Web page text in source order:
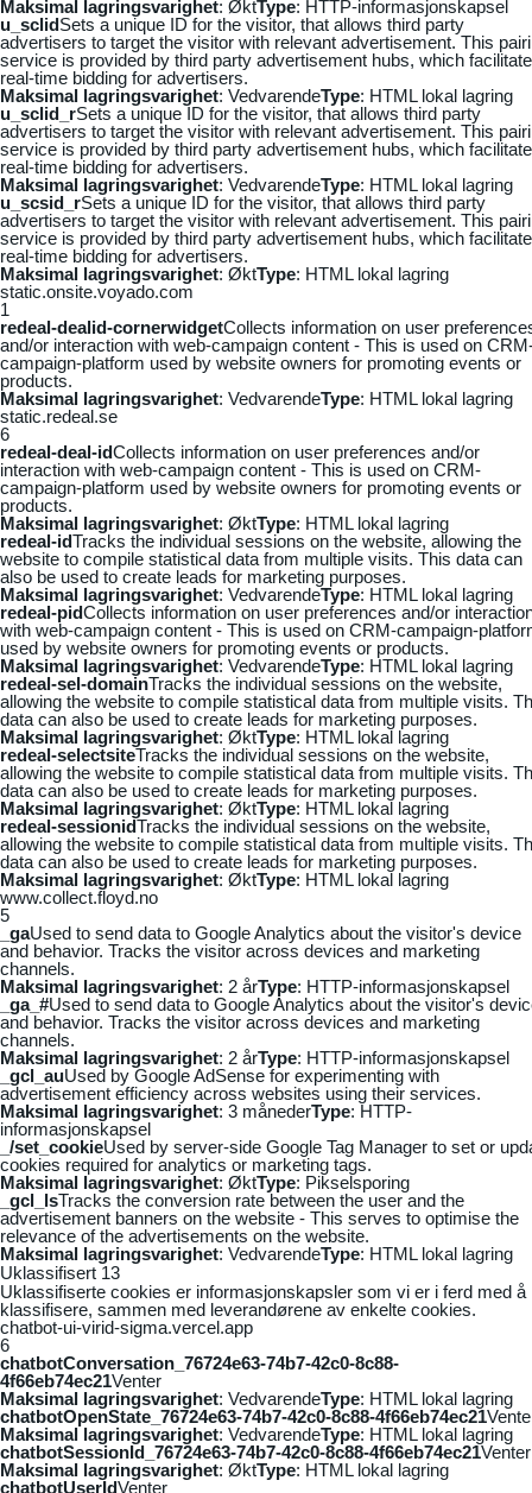
Maksimal lagringsvarighet: ØktType: HTTP-informasjonskapsel
u_sclidSets a unique ID for the visitor, that allows third party
advertisers to target the visitor with relevant advertisement. This
service is provided by third party advertisement hubs, which
real-time bidding for advertisers.
Maksimal lagringsvarighet: VedvarendeType: HTML lokal lagring
u_sclid_rSets a unique ID for the visitor, that allows third party
advertisers to target the visitor with relevant advertisement. This
service is provided by third party advertisement hubs, which
real-time bidding for advertisers.
Maksimal lagringsvarighet: VedvarendeType: HTML lokal lagring
u_scsid_rSets a unique ID for the visitor, that allows third party
advertisers to target the visitor with relevant advertisement. This
service is provided by third party advertisement hubs, which
real-time bidding for advertisers.
Maksimal lagringsvarighet: ØktType: HTML lokal lagring
static.onsite.voyado.com
1
redeal-dealid-cornerwidgetCollects information on user
and/or interaction with web-campaign content - This is used on
campaign-platform used by website owners for promoting events or
products.
Maksimal lagringsvarighet: VedvarendeType: HTML lokal lagring
static.redeal.se
6
redeal-deal-idCollects information on user preferences and/or
interaction with web-campaign content - This is used on CRM-
campaign-platform used by website owners for promoting events or
products.
Maksimal lagringsvarighet: ØktType: HTML lokal lagring
redeal-idTracks the individual sessions on the website, allowing the
website to compile statistical data from multiple visits. This data can
also be used to create leads for marketing purposes.
Maksimal lagringsvarighet: VedvarendeType: HTML lokal lagring
redeal-pidCollects information on user preferences and/or
with web-campaign content - This is used on CRM-campaign-
used by website owners for promoting events or products.
Maksimal lagringsvarighet: VedvarendeType: HTML lokal lagring
redeal-sel-domainTracks the individual sessions on the website,
allowing the website to compile statistical data from multiple visits.
data can also be used to create leads for marketing purposes.
Maksimal lagringsvarighet: ØktType: HTML lokal lagring
redeal-selectsiteTracks the individual sessions on the website,
allowing the website to compile statistical data from multiple visits.
data can also be used to create leads for marketing purposes.
Maksimal lagringsvarighet: ØktType: HTML lokal lagring
redeal-sessionidTracks the individual sessions on the website,
allowing the website to compile statistical data from multiple visits.
data can also be used to create leads for marketing purposes.
Maksimal lagringsvarighet: ØktType: HTML lokal lagring
www.collect.floyd.no
5
_gaUsed to send data to Google Analytics about the visitor's device
and behavior. Tracks the visitor across devices and marketing
channels.
Maksimal lagringsvarighet: 2 årType: HTTP-informasjonskapsel
_ga_#Used to send data to Google Analytics about the visitor's
and behavior. Tracks the visitor across devices and marketing
channels.
Maksimal lagringsvarighet: 2 årType: HTTP-informasjonskapsel
_gcl_auUsed by Google AdSense for experimenting with
advertisement efficiency across websites using their services.
Maksimal lagringsvarighet: 3 månederType: HTTP-
informasjonskapsel
_/set_cookieUsed by server-side Google Tag Manager to set or
cookies required for analytics or marketing tags.
Maksimal lagringsvarighet: ØktType: Pikselsporing
_gcl_lsTracks the conversion rate between the user and the
advertisement banners on the website - This serves to optimise the
relevance of the advertisements on the website.
Maksimal lagringsvarighet: VedvarendeType: HTML lokal lagring
Uklassifisert 13
Uklassifiserte cookies er informasjonskapsler som vi er i ferd med å
klassifisere, sammen med leverandørene av enkelte cookies.
chatbot-ui-virid-sigma.vercel.app
6
chatbotConversation_76724e63-74b7-42c0-8c88-
4f66eb74ec21Venter
Maksimal lagringsvarighet: VedvarendeType: HTML lokal lagring
chatbotOpenState_76724e63-74b7-42c0-8c88-4f66eb74ec21
Maksimal lagringsvarighet: VedvarendeType: HTML lokal lagring
chatbotSessionId_76724e63-74b7-42c0-8c88-4f66eb74ec21Venter
Maksimal lagringsvarighet: ØktType: HTML lokal lagring
chatbotUserIdVenter